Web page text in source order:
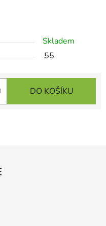
Skladem
55
DO KOŠÍKU